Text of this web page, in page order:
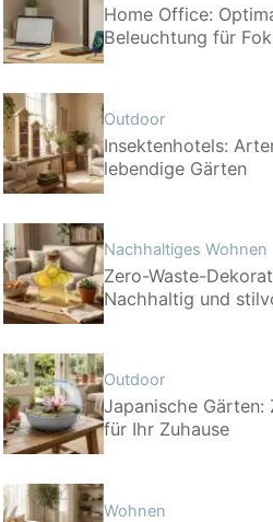
Home Office:
Beleuchtung für
Outdoor
Insektenhotels:
lebendige Gärten
Nachhaltiges Wohnen
Zero-Waste-
Nachhaltig und
Outdoor
Japanische Gärten:
für Ihr Zuhause
Wohnen